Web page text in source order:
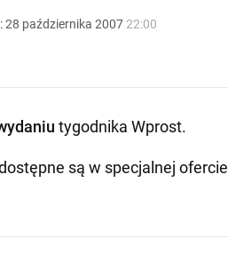
28 października 2007 22:00
tygodnika Wprost.
są w specjalnej ofercie